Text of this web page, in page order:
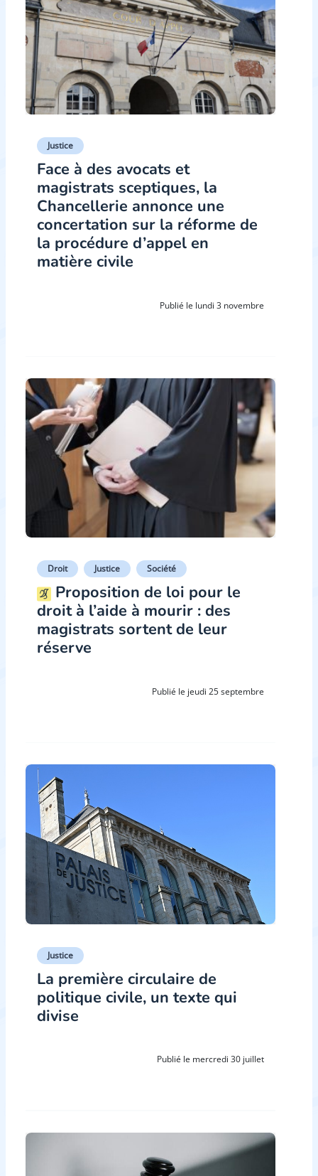
Justice
Face à des avocats et
magistrats sceptiques, la
Chancellerie annonce une
concertation sur la réforme de
la procédure d’appel en
matière civile
Publié le lundi 3 novembre
Droit Justice Société
Proposition de loi pour le
droit à l’aide à mourir : des
magistrats sortent de leur
réserve
Publié le jeudi 25 septembre
Justice
La première circulaire de
politique civile, un texte qui
divise
Publié le mercredi 30 juillet